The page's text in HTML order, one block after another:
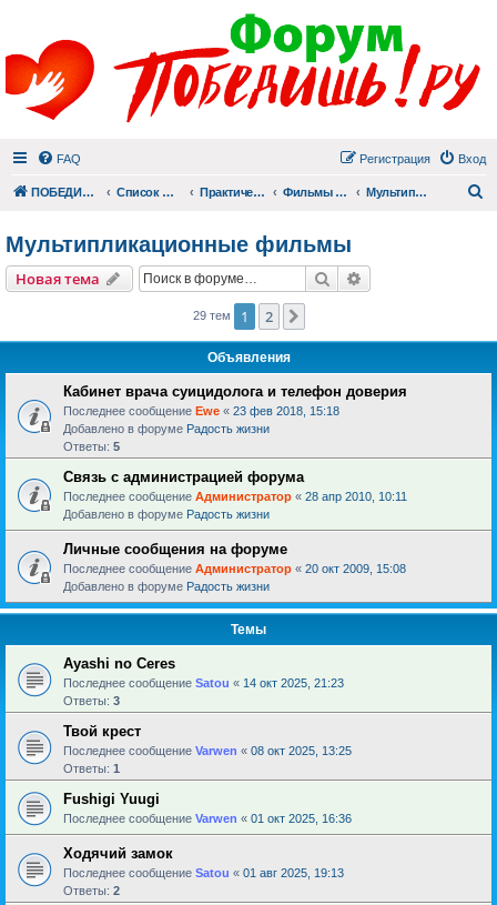
FAQ Вход
Регистрация
ПОБЕДИШЬ.РУ Список форумов Практический раздел Фильмы для души Мультипликационные фильмы
Мультипликационные фильмы
Новая тема Поиск
29 тем 1 2
Объявления
Кабинет врача суицидолога и телефон доверия
Последнее сообщение Ewe « 23 фев 2018, 15:18
Добавлено в форуме Радость жизни
Ответы: 5
Связь с администрацией форума
Последнее сообщение Администратор « 28 апр 2010, 10:11
Добавлено в форуме Радость жизни
Личные сообщения на форуме
Последнее сообщение Администратор « 20 окт 2009, 15:08
Добавлено в форуме Радость жизни
Темы
Ayashi no Ceres
Последнее сообщение Satou « 14 окт 2025, 21:23
Ответы: 3
Твой крест
Последнее сообщение Varwen « 08 окт 2025, 13:25
Ответы: 1
Fushigi Yuugi
Последнее сообщение Varwen « 01 окт 2025, 16:36
Ходячий замок
Последнее сообщение Satou « 01 авг 2025, 19:13
Ответы: 2